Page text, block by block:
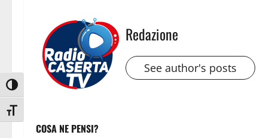
Attiva/disattiva alto contrasto
Attiva/disattiva dimensione testo
Redazione
See author's posts
COSA NE PENSI?